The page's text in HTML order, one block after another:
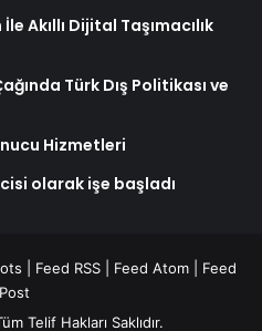
Akıllı Dijital Taşımacılık
Türk Dış Politikası ve
Hizmetleri
olarak işe başladı
Feed RSS Feed Atom
Feed
Post
Telif Hakları Saklıdır.